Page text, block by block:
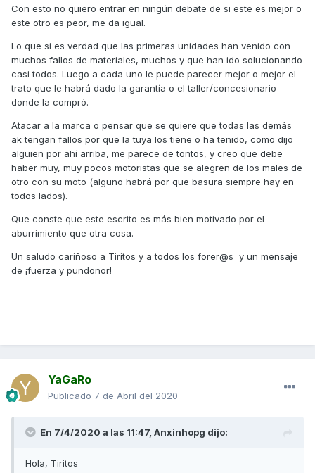
taller,miran en la base de datos y me dicen
que mi bomba de gasolina no esta afectada
por el problema generalizado que ha tenido
este modelo, con lo que no saben que le
pasa.... Llevo casi 24h y ni se han dignado a
darme un diagnóstico todavía.... Ayer ya me
dejaron entre lineas que si es la bomba de
gasolina son + 400 euros... Asi que como
sea eso voy a recoger la moto y dejarla
parada en el garaje at infinitum....
La moto tiene 2 años y 3 meses, en caso
que sea eso y reconocido un fallo
endémico, debería de cubrir por yamaha
españa,no?
Maldita sea el dia que compre esta moto...
comprarse otra marca y modelo.
tuyo es la buena respuesta que se ha dado
en general en Kymco por parte de la
mal, pues llevarla a otro sitio, porque a
tenido problemas graves, les han atendido
Con esto no quiero entrar en ningún debate de si este es mejor o
este otro es peor, me da igual.
Lo que si es verdad que las primeras unidades han venido con
muchos fallos de materiales, muchos y que han ido solucionando
casi todos. Luego a cada uno le puede parecer mejor o mejor el
trato que le habrá dado la garantía o el taller/concesionario
donde la compró.
Atacar a la marca o pensar que se quiere que todas las demás
ak tengan fallos por que la tuya los tiene o ha tenido, como dijo
alguien por ahí arriba, me parece de tontos, y creo que debe
haber muy, muy pocos motoristas que se alegren de los males de
otro con su moto (alguno habrá por que basura siempre hay en
todos lados).
Que conste que este escrito es más bien motivado por el
aburrimiento que otra cosa.
Un saludo cariñoso a Tiritos y a todos los forer@s y un mensaje
de ¡fuerza y pundonor!
YaGaRo
Publicado 7 de Abril del 2020
En 7/4/2020 a las 11:47, Anxinhopg dijo:
Hola, Tiritos